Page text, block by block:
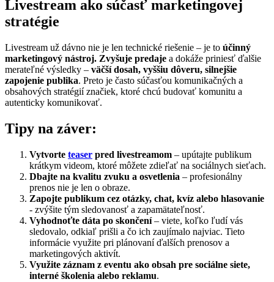
Livestream ako súčasť marketingovej
stratégie
Livestream už dávno nie je len technické riešenie – je to účinný
marketingový nástroj. Zvyšuje predaje a dokáže priniesť ďalšie
merateľné výsledky – väčší dosah, vyššiu dôveru, silnejšie
zapojenie publika. Preto je často súčasťou komunikačných a
obsahových stratégií značiek, ktoré chcú budovať komunitu a
autenticky komunikovať.
Tipy na záver:
Vytvorte teaser pred livestreamom – upútajte publikum
krátkym videom, ktoré môžete zdieľať na sociálnych sieťach.
Dbajte na kvalitu zvuku a osvetlenia – profesionálny
prenos nie je len o obraze.
Zapojte publikum cez otázky, chat, kvíz alebo hlasovanie
- zvýšite tým sledovanosť a zapamätateľnosť.
Vyhodnoťte dáta po skončení– viete, koľko ľudí vás
sledovalo, odkiaľ prišli a čo ich zaujímalo najviac. Tieto
informácie využite pri plánovaní ďalších prenosov a
marketingových aktivít.
Využite záznam z eventu ako obsah pre sociálne siete,
interné školenia alebo reklamu.